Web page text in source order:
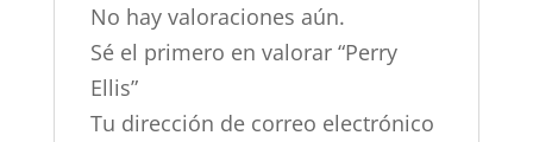
No hay valoraciones aún.
Sé el primero en valorar “Perry
Ellis”
Tu dirección de correo electrónico